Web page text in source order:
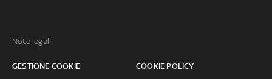
Note legali:
GESTIONE COOKIE COOKIE POLICY